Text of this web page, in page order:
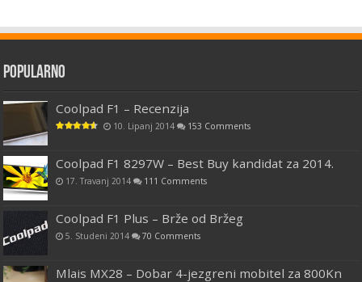
Popularno
Coolpad F1 – Recenzija
10. Lipanj 2014 153 Comments
Coolpad F1 8297W – Best Buy kandidat za 2014.
17. Travanj 2014 111 Comments
Coolpad F1 Plus – Brže od Bržeg
5. Studeni 2014 70 Comments
Mlais MX28 – Dobar 4-jezgreni mobitel za 800Kn